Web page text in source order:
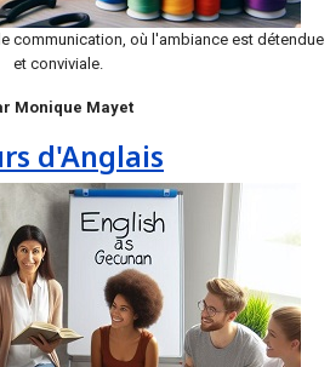
communication, où l'ambiance est détendue
et conviviale.
Monique Mayet
d'Anglais